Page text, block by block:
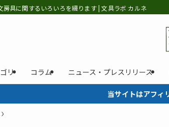
房具に関するいろいろを綴ります | 文具ラボ カルネ
リ コラム ニュース・プレスリリース
当サイトはアフィ